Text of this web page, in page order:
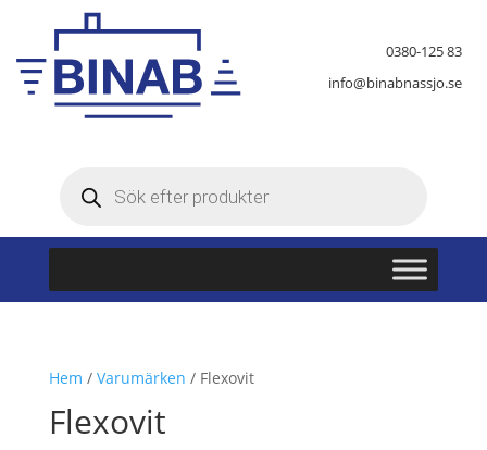
0380-125 83
info@binabnassjo.se
Hem / Varumärken / Flexovit
Flexovit